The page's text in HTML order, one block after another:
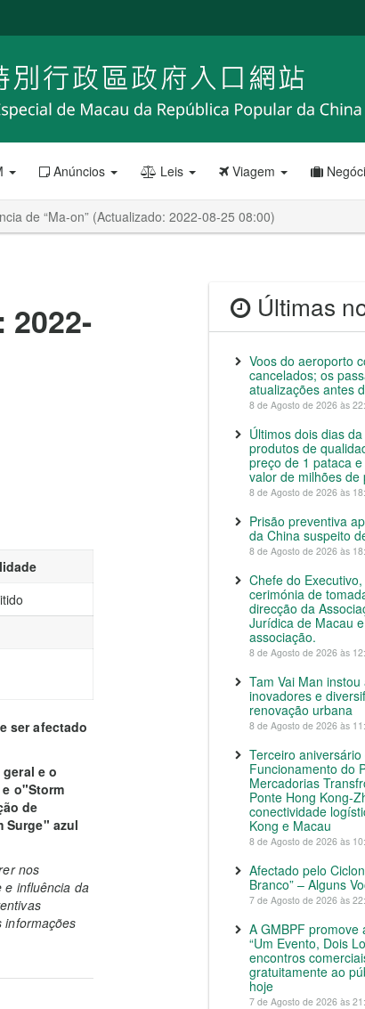
Anúncios Leis Viagem
de “Ma-on” (Actualizado: 2022-08-25 08:00)
2022-
ser afectado
e o
o"Storm
de
Surge" azul
nos
e influência da
informações
Últimas
Voos do aeroporto
cancelados; os
atualizações antes
8 de Agosto de 2026 às
Últimos dois dias
produtos de
preço de 1 pataca
valor de milhões de
8 de Agosto de 2026 às
Prisão preventiva
da China suspeito
8 de Agosto de 2026 às
Chefe do
cerimónia de
direcção da
Jurídica de Macau
associação.
8 de Agosto de 2026 às
Tam Vai Man
inovadores e
renovação urbana
8 de Agosto de 2026 às
Terceiro
Funcionamento do
Mercadorias
Ponte Hong Kong-
conectividade
Kong e Macau
8 de Agosto de 2026 às
Afectado pelo
Branco” – Alguns
7 de Agosto de 2026 às
A GMBPF promove
“Um Evento, Dois
encontros
gratuitamente ao
hoje
7 de Agosto de 2026 às